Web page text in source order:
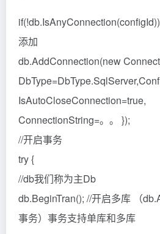
添加
db.AddConnection(new
IsAutoCloseConnection=true,
ConnectionString=。。 });
//开启事务
try {
//db我们称为主Db
db.BeginTran(); //开启多库 （
事务）事务支持单库和多库